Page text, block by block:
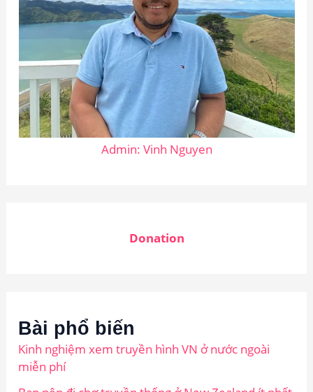
Admin: Vinh Nguyen
Donation
Bài phổ biến
Kinh nghiệm xem truyền hình VN ở nước ngoài
miễn phí